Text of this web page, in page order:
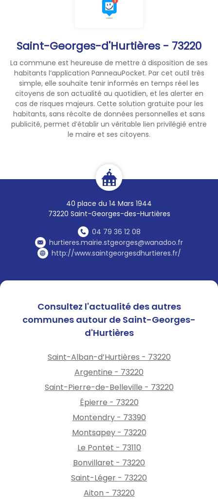
Saint-Georges-d'Hurtières - 73220
La commune est heureuse de mettre à disposition de ses
habitants l’application PanneauPocket. Par cet outil très
simple, elle souhaite tenir informés en temps réel les
citoyens de son actualité au quotidien, et les alerter en
cas de risques majeurs. Cette solution gratuite pour les
habitants, sans récolte de données personnelles et sans
publicité, permet d’établir un véritable lien privilégié entre
le maire et ses citoyens.
40 place du 14 Mars 1944
73220 Saint-Georges-des-Hurtières
04 79 36 12 08
hurtieres.mairie.stgeorges@wanadoo.fr
http://www.saintgeorgesdhurtieres.fr/
Consultez l'actualité des autres
communes autour de Saint-Georges-
d'Hurtières
Saint-Alban-d’Hurtières - 73220
Argentine - 73220
Saint-Pierre-de-Belleville - 73220
Épierre - 73220
Montendry - 73390
Montsapey - 73220
Le Pontet - 73110
Bonvillaret - 73220
Saint-Léger - 73220
Aiton - 73220